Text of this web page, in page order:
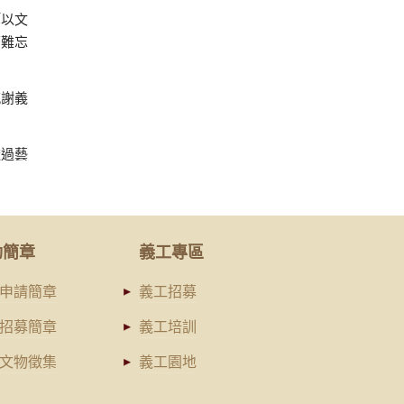
文
忘
義
藝
章
請簡章
募簡章
物徵集
義工專區
義工招募
義工培訓
義工園地